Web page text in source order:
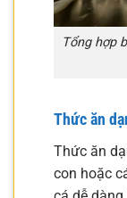
Tổng hợp
Thức ăn
Thức ăn
con hoặc